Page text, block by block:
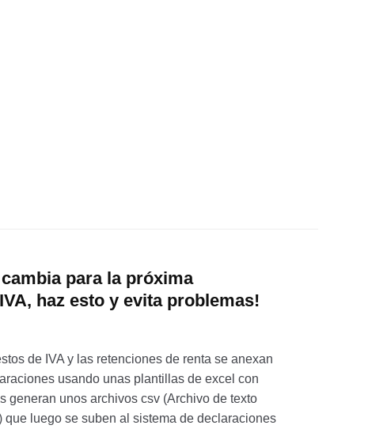
para la próxima
haz esto y evita problemas!
de IVA y las retenciones de renta se anexan
usando unas plantillas de excel con
generan unos archivos csv (Archivo de texto
que luego se suben al sistema de declaraciones